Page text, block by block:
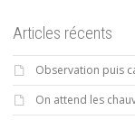
Articles récents
Observation puis
On attend les